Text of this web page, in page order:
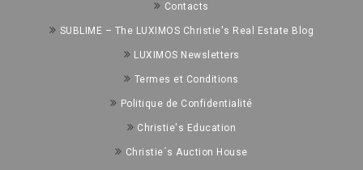
Contacts
SUBLIME – The LUXIMOS Christie's Real Estate Blog
LUXIMOS Newsletters
Termes et Conditions
Politique de Confidentialité
Christie's Education
Christie´s Auction House